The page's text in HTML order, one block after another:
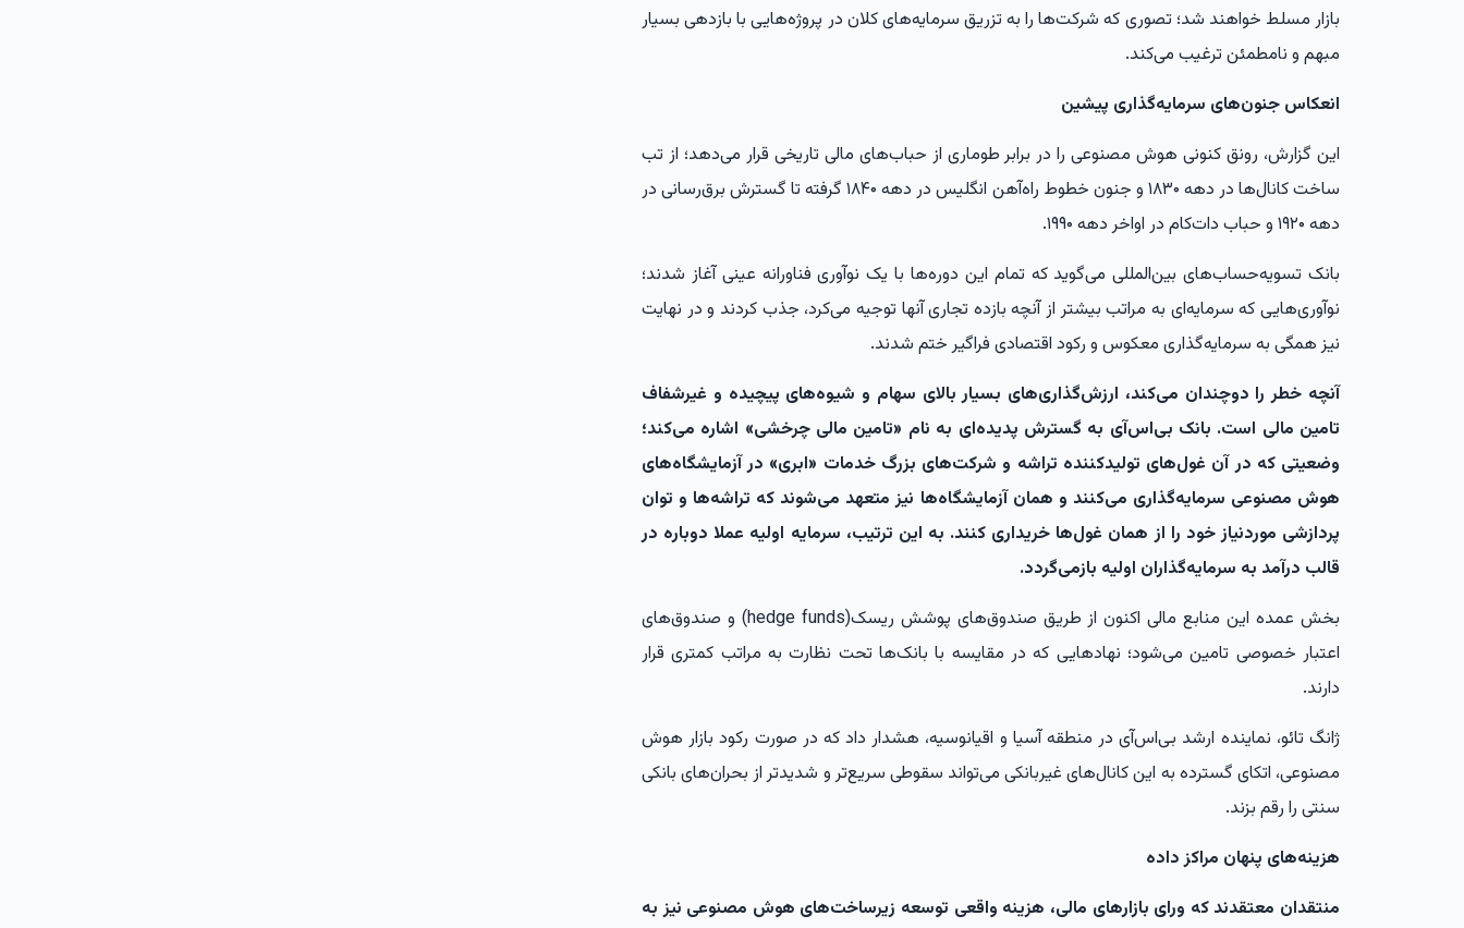
بازار مسلط خواهند شد؛ تصوری که شرکت‌ها را به تزریق سرمایه‌های کلان در پروژه‌هایی با بازدهی بسیار
مبهم و نامطمئن ترغیب می‌کند.
انعکاس جنون‌های سرمایه‌گذاری پیشین
این گزارش، رونق کنونی هوش مصنوعی را در برابر طوماری از حباب‌های مالی تاریخی قرار می‌دهد؛ از تب
ساخت کانال‌ها در دهه ۱۸۳۰ و جنون خطوط راه‌آهن انگلیس در دهه ۱۸۴۰ گرفته تا گسترش برق‌رسانی در
دهه ۱۹۲۰ و حباب دات‌کام در اواخر دهه ۱۹۹۰.
بانک تسویه‌حساب‌های بین‌المللی می‌گوید که تمام این دوره‌ها با یک نوآوری فناورانه عینی آغاز شدند؛
نوآوری‌هایی که سرمایه‌ای به مراتب بیشتر از آنچه بازده تجاری آنها توجیه می‌کرد، جذب کردند و در نهایت
نیز همگی به سرمایه‌گذاری معکوس و رکود اقتصادی فراگیر ختم شدند.
آنچه خطر را دوچندان می‌کند، ارزش‌گذاری‌های بسیار بالای سهام و شیوه‌های پیچیده و غیرشفاف
تامین مالی است. بانک بی‌اس‌آی به گسترش پدیده‌ای به نام «تامین مالی چرخشی» اشاره می‌کند؛
وضعیتی که در آن غول‌های تولیدکننده تراشه و شرکت‌های بزرگ خدمات «ابری» در آزمایشگاه‌های
هوش مصنوعی سرمایه‌گذاری می‌کنند و همان آزمایشگاه‌ها نیز متعهد می‌شوند که تراشه‌ها و توان
پردازشی موردنیاز خود را از همان غول‌ها خریداری کنند. به این ترتیب، سرمایه اولیه عملا دوباره در
قالب درآمد به سرمایه‌گذاران اولیه بازمی‌گردد.
بخش عمده این منابع مالی اکنون از طریق صندوق‌های پوشش ریسک(hedge funds) و صندوق‌های
اعتبار خصوصی تامین می‌شود؛ نهادهایی که در مقایسه با بانک‌ها تحت نظارت به مراتب کمتری قرار
دارند.
ژانگ تائو، نماینده ارشد بی‌اس‌آی در منطقه آسیا و اقیانوسیه، هشدار داد که در صورت رکود بازار هوش
مصنوعی، اتکای گسترده به این کانال‌های غیربانکی می‌تواند سقوطی سریع‌تر و شدیدتر از بحران‌های بانکی
سنتی را رقم بزند.
هزینه‌های پنهان مراکز داده
منتقدان معتقدند که ورای بازارهای مالی، هزینه واقعی توسعه زیرساخت‌های هوش مصنوعی نیز به